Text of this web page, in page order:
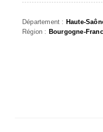
Département : Haute-
Région : Bourgogne-